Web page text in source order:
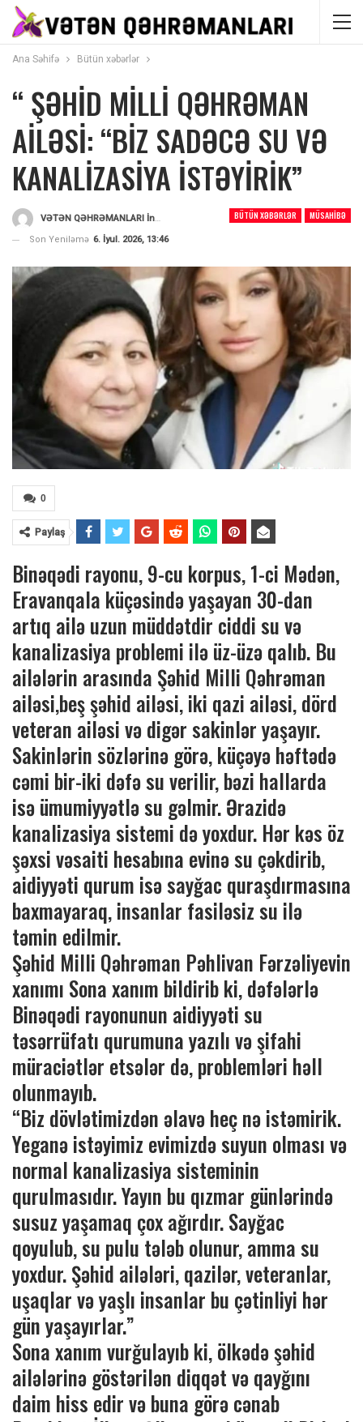
Ana Səhifə Bütün xəbərlər
“ ŞƏHİD MİLLİ QƏHRƏMAN
AİLƏSİ: “BİZ SADƏCƏ SU VƏ
KANALİZASİYA İSTƏYİRİK”
BÜTÜN XƏBƏRLƏR MÜSAHIBƏ
VƏTƏN QƏHRƏMANLARI İnformasiya Portalı
Tərəfindən
Son Yeniləmə 6. İyul. 2026, 13:46
0
Paylaş
Binəqədi rayonu, 9-cu korpus, 1-ci Mədən,
Eravanqala küçəsində yaşayan 30-dan
artıq ailə uzun müddətdir ciddi su və
kanalizasiya problemi ilə üz-üzə qalıb. Bu
ailələrin arasında Şəhid Milli Qəhrəman
ailəsi,beş şəhid ailəsi, iki qazi ailəsi, dörd
veteran ailəsi və digər sakinlər yaşayır.
Sakinlərin sözlərinə görə, küçəyə həftədə
cəmi bir-iki dəfə su verilir, bəzi hallarda
isə ümumiyyətlə su gəlmir. Ərazidə
kanalizasiya sistemi də yoxdur. Hər kəs öz
şəxsi vəsaiti hesabına evinə su çəkdirib,
aidiyyəti qurum isə sayğac quraşdırmasına
baxmayaraq, insanlar fasiləsiz su ilə
təmin edilmir.
Şəhid Milli Qəhrəman Pəhlivan Fərzəliyevin
xanımı Sona xanım bildirib ki, dəfələrlə
Binəqədi rayonunun aidiyyəti su
təsərrüfatı qurumuna yazılı və şifahi
müraciətlər etsələr də, problemləri həll
olunmayıb.
“Biz dövlətimizdən əlavə heç nə istəmirik.
Yeganə istəyimiz evimizdə suyun olması və
normal kanalizasiya sisteminin
qurulmasıdır. Yayın bu qızmar günlərində
susuz yaşamaq çox ağırdır. Sayğac
qoyulub, su pulu tələb olunur, amma su
yoxdur. Şəhid ailələri, qazilər, veteranlar,
uşaqlar və yaşlı insanlar bu çətinliyi hər
gün yaşayırlar.”
Sona xanım vurğulayıb ki, ölkədə şəhid
ailələrinə göstərilən diqqət və qayğını
daim hiss edir və buna görə cənab